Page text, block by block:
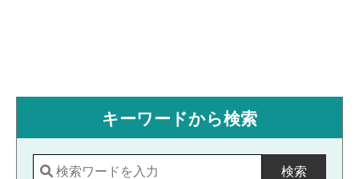
キーワードから検索
検索